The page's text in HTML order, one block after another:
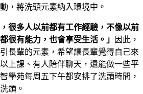
，將洗頭元素納入環境中。
很多人以前都有工作經驗，不像以前
很有能力，也會享受生活。」
因此，
長輩的元素，希望讓長輩覺得自己來
上課、有人陪伴聊天，還能做一些平
學苑每周五下午都安排了洗頭時間，
頭。